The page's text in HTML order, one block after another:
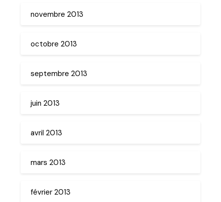
novembre 2013
octobre 2013
septembre 2013
juin 2013
avril 2013
mars 2013
février 2013